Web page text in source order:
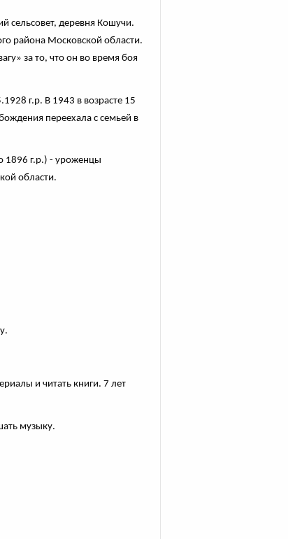
сельсовет, деревня Кошучи.
района Московской области.
за то, что он во время боя
г.р. В 1943 в возрасте 15
переехала с семьей в
1896 г.р.) - уроженцы
области.
и читать книги. 7 лет
музыку.